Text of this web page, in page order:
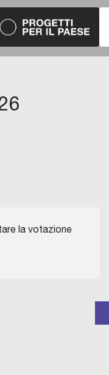
la votazione